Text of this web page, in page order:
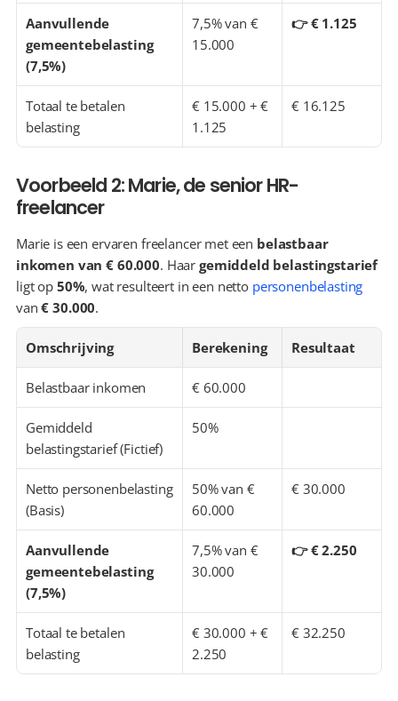
Aanvullende
gemeentebelasting
(7,5%)
7,5% van €
15.000
👉 € 1.125
Totaal te betalen
belasting
€ 15.000 + €
1.125
€ 16.125
Voorbeeld 2: Marie, de senior HR-
freelancer
Marie is een ervaren freelancer met een belastbaar
inkomen van € 60.000. Haar gemiddeld belastingstarief
ligt op 50%, wat resulteert in een netto personenbelasting
van € 30.000.
Omschrijving Berekening Resultaat
Belastbaar inkomen € 60.000
Gemiddeld
belastingstarief (Fictief)
50%
Netto personenbelasting
(Basis)
50% van €
60.000
€ 30.000
Aanvullende
gemeentebelasting
(7,5%)
7,5% van €
30.000
👉 € 2.250
Totaal te betalen
belasting
€ 30.000 + €
2.250
€ 32.250